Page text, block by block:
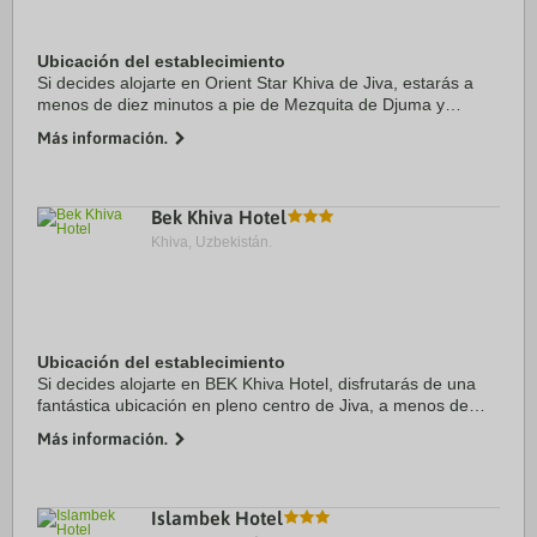
Ubicación del establecimiento
Si decides alojarte en Orient Star Khiva de Jiva, estarás a
menos de diez minutos a pie de Mezquita de Djuma y
encuentra a 0,4 km de Kafta-Minor ...
Más información.
Bek Khiva Hotel
Khiva, Uzbekistán.
Ubicación del establecimiento
Si decides alojarte en BEK Khiva Hotel, disfrutarás de una
fantástica ubicación en pleno centro de Jiva, a menos de
Madrasah. Además, este hotel se ...
Más información.
Islambek Hotel